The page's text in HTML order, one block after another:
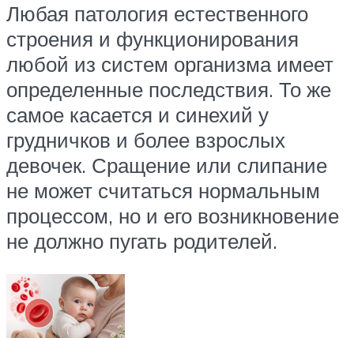
Любая патология естественного
строения и функционирования
любой из систем организма имеет
определенные последствия. То же
самое касается и синехий у
грудничков и более взрослых
девочек. Сращение или слипание
не может считаться нормальным
процессом, но и его возникновение
не должно пугать родителей.